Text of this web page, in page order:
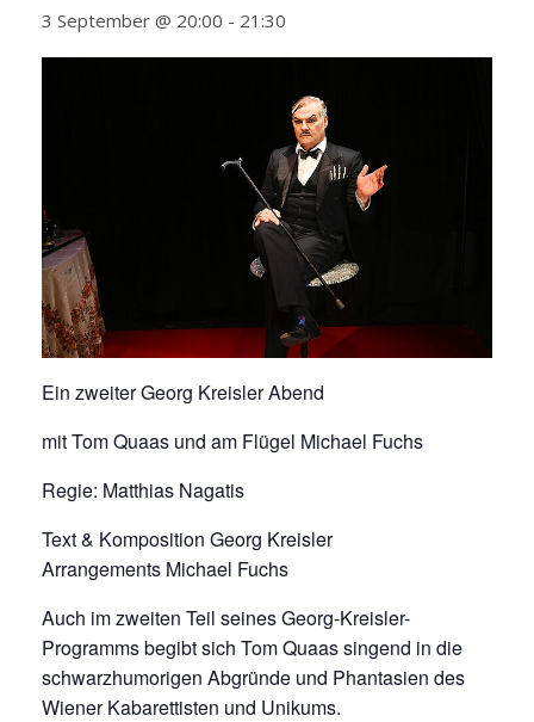
3 September @ 20:00 - 21:30
Ein zweiter Georg Kreisler Abend
mit Tom Quaas und am Flügel Michael Fuchs
Regie: Matthias Nagatis
Text & Komposition Georg Kreisler
Arrangements Michael Fuchs
Auch im zweiten Teil seines Georg-Kreisler-
Programms begibt sich Tom Quaas singend in die
schwarzhumorigen Abgründe und Phantasien des
Wiener Kabarettisten und Unikums.